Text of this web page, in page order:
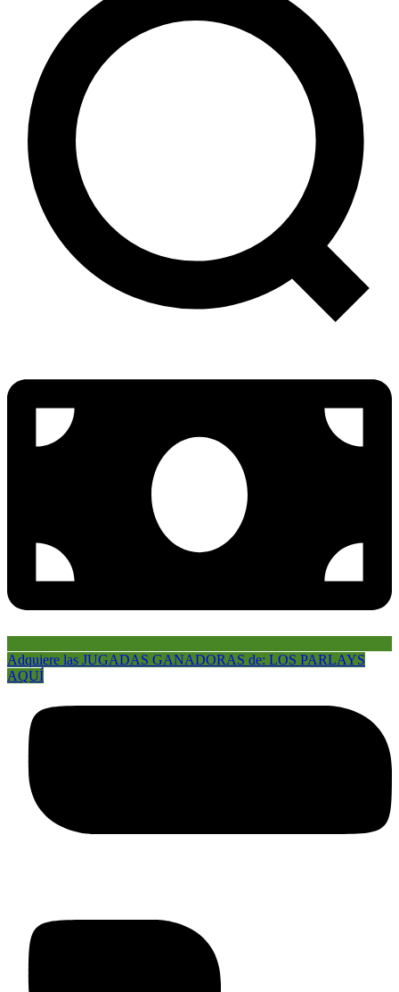
Adquiere las JUGADAS GANADORAS de: LOS PARLAYS
AQUÍ